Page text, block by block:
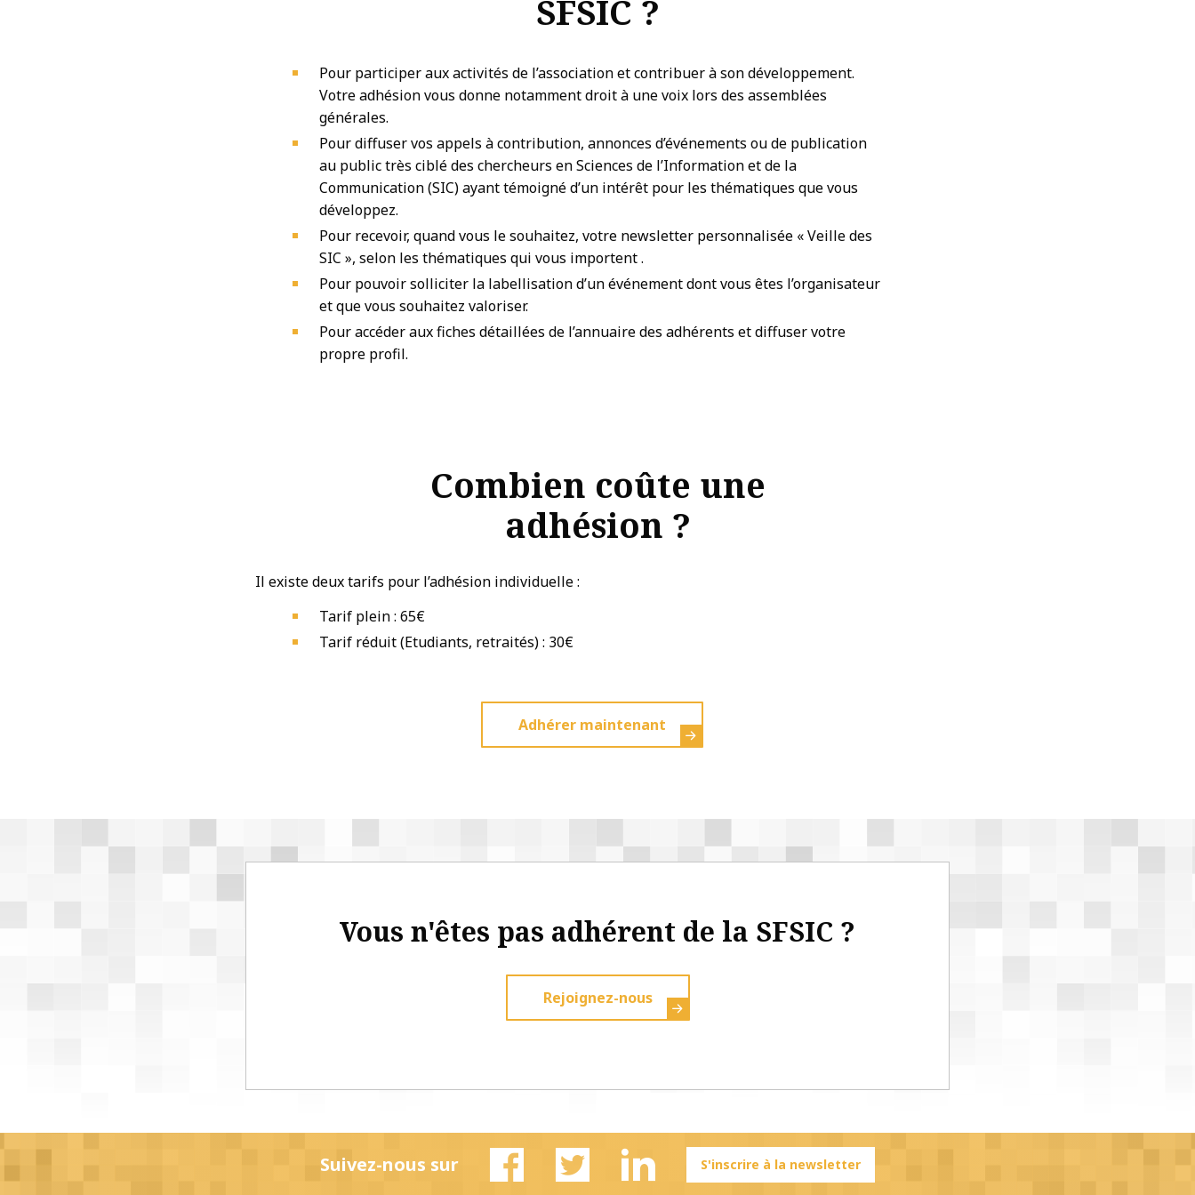
SFSIC ?
Pour participer aux activités de l’association et contribuer à son développement.
Votre adhésion vous donne notamment droit à une voix lors des assemblées
générales.
Pour diffuser vos appels à contribution, annonces d’événements ou de publication
au public très ciblé des chercheurs en Sciences de l’Information et de la
Communication (SIC) ayant témoigné d’un intérêt pour les thématiques que vous
développez.
Pour recevoir, quand vous le souhaitez, votre newsletter personnalisée « Veille des
SIC », selon les thématiques qui vous importent .
Pour pouvoir solliciter la labellisation d’un événement dont vous êtes l’organisateur
et que vous souhaitez valoriser.
Pour accéder aux fiches détaillées de l’annuaire des adhérents et diffuser votre
propre profil.
Combien coûte une
adhésion ?
Il existe deux tarifs pour l’adhésion individuelle :
Tarif plein : 65€
Tarif réduit (Etudiants, retraités) : 30€
Adhérer maintenant
Vous n'êtes pas adhérent de la SFSIC ?
Rejoignez-nous
Suivez-nous sur S'inscrire à la newsletter